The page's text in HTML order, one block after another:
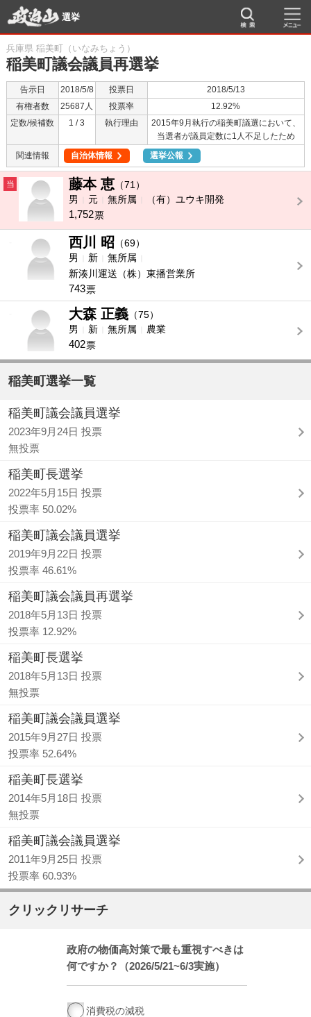
選挙
兵庫県 稲美町（いなみちょう）
稲美町議会議員再選挙
告示日 2018/5/8 投票日
2018/5/13
有権者数
25687人 投票率
12.92%
定数/候補数
1 / 3 執行理由
2015年9月執行の稲美町議選において、
当選者が議員定数に1人不足したため
関連情報
自治体情報 選挙公報
当 藤本 恵 （71）
男
元 無所属 （有）ユウキ開発
1,752票
西川 昭 （69）
男
新
無所属
新湊川運送（株）東播営業所
743票
大森 正義 （75）
男
新 無所属 農業
402票
稲美町選挙一覧
稲美町議会議員選挙
2023年9月24日 投票
無投票
稲美町長選挙
2022年5月15日 投票
投票率 50.02%
稲美町議会議員選挙
2019年9月22日 投票
投票率 46.61%
稲美町議会議員再選挙
2018年5月13日 投票
投票率 12.92%
稲美町長選挙
2018年5月13日 投票
無投票
稲美町議会議員選挙
2015年9月27日 投票
投票率 52.64%
稲美町長選挙
2014年5月18日 投票
無投票
稲美町議会議員選挙
2011年9月25日 投票
投票率 60.93%
クリックリサーチ
政府の物価高対策で最も重視すべきは
何ですか？（2026/5/21~6/3実施）
消費税の減税